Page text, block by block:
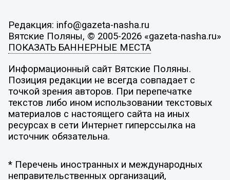
Редакция: info@gazeta-nasha.ru
Вятские Поляны, © 2005-2026 «gazeta-nasha.ru»
ПОКАЗАТЬ БАННЕРНЫЕ МЕСТА
Информационный сайт Вятские Поляны.
Позиция редакции не всегда совпадает с
точкой зрения авторов. При перепечатке
текстов либо ином использовании текстовых
материалов с настоящего сайта на иных
ресурсах в сети Интернет гиперссылка на
источник обязательна.
* Перечень иностранных и международных
неправительственных организаций,